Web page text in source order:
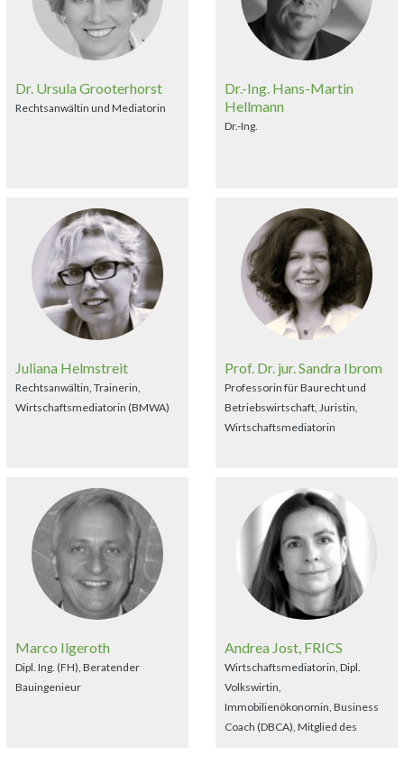
Dr. Ursula Grooterhorst
Rechtsanwältin und Mediatorin
Dr.-Ing. Hans-Martin
Hellmann
Dr.-Ing.
Juliana Helmstreit
Rechtsanwältin, Trainerin,
Wirtschaftsmediatorin (BMWA)
Prof. Dr. jur. Sandra Ibrom
Professorin für Baurecht und
Betriebswirtschaft, Juristin,
Wirtschaftsmediatorin
Marco Ilgeroth
Dipl. Ing. (FH), Beratender
Bauingenieur
Andrea Jost, FRICS
Wirtschaftsmediatorin, Dipl.
Volkswirtin,
Immobilienökonomin, Business
Coach (DBCA), Mitglied des